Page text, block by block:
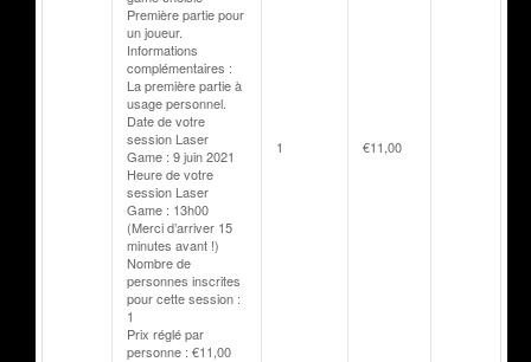
Première partie pour
un joueur.
Informations
complémentaires :
La première partie à
usage personnel.
Date de votre
session Laser
Game : 9 juin 2021
Heure de votre
session Laser
Game : 13h00
(Merci d’arriver 15
minutes avant !)
Nombre de
personnes inscrites
pour cette session :
1
Prix réglé par
personne : €11,00
1 €11,00